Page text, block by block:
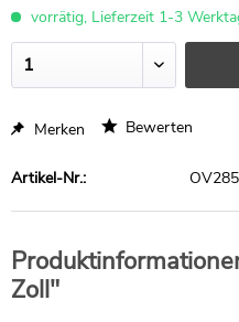
vorrätig, Lieferzeit 1-3
Merken Bewerten
Artikel-Nr.:
Zoll"